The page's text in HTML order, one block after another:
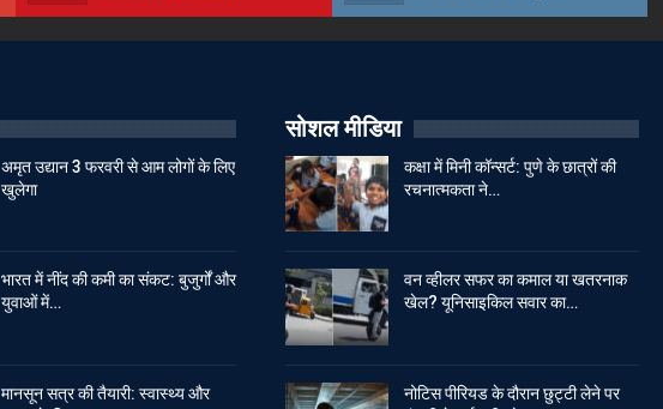
अमृत उद्यान 3 फरवरी से आम लोगों के लिए
खुलेगा
भारत में नींद की कमी का संकट: बुजुर्गों और
युवाओं में…
मानसून सत्र की तैयारी: स्वास्थ्य और
सोशल मीडिया
कक्षा में मिनी कॉन्सर्ट: पुणे के छात्रों की
रचनात्मकता ने…
वन व्हीलर सफर का कमाल या खतरनाक
खेल? यूनिसाइकिल सवार का…
नोटिस पीरियड के दौरान छुट्टी लेने पर